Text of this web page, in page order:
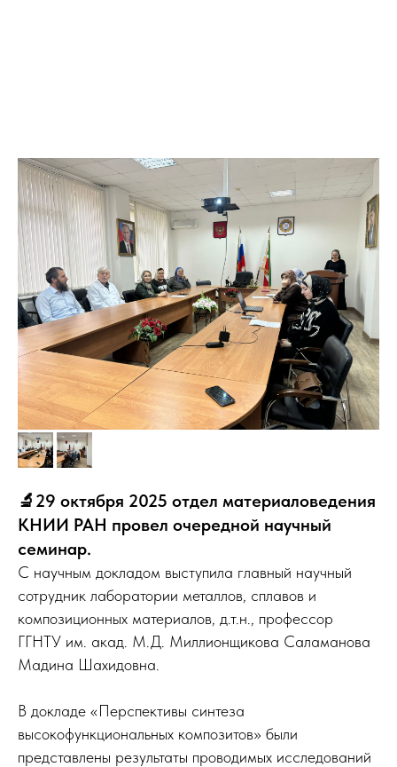
🔬29 октября 2025 отдел материаловедения
КНИИ РАН провел очередной научный
семинар.
С научным докладом выступила главный научный
сотрудник лаборатории металлов, сплавов и
композиционных материалов, д.т.н., профессор
ГГНТУ им. акад. М.Д. Миллионщикова Саламанова
Мадина Шахидовна.
В докладе «Перспективы синтеза
высокофункциональных композитов» были
представлены результаты проводимых исследований